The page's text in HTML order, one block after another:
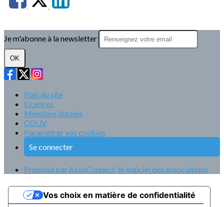
Je m'abonne à la newsletter
OK
Plan du site
Licences
Mentions légales
CGUV
Paramétrer vos cookies
Se connecter
Propulsé par AssoConnect, le logiciel des associations
Vos choix en matière de confidentialité